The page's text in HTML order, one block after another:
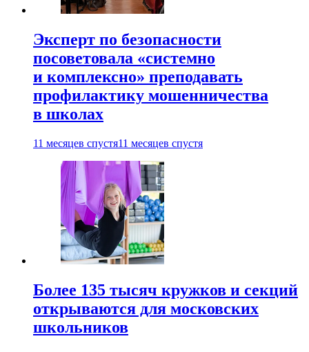
Эксперт по безопасности
посоветовала «системно
и комплексно» преподавать
профилактику мошенничества
в школах
11 месяцев спустя11 месяцев спустя
Более 135 тысяч кружков и секций
открываются для московских
школьников